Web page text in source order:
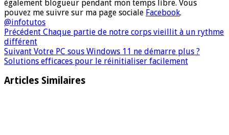
également blogueur pendant mon temps libre. Vous
pouvez me suivre sur ma page sociale Facebook.
@infotutos
Précédent Chaque partie de notre corps vieillit à un rythme
différent
Suivant Votre PC sous Windows 11 ne démarre plus ?
Solutions efficaces pour le réinitialiser facilement
Articles Similaires